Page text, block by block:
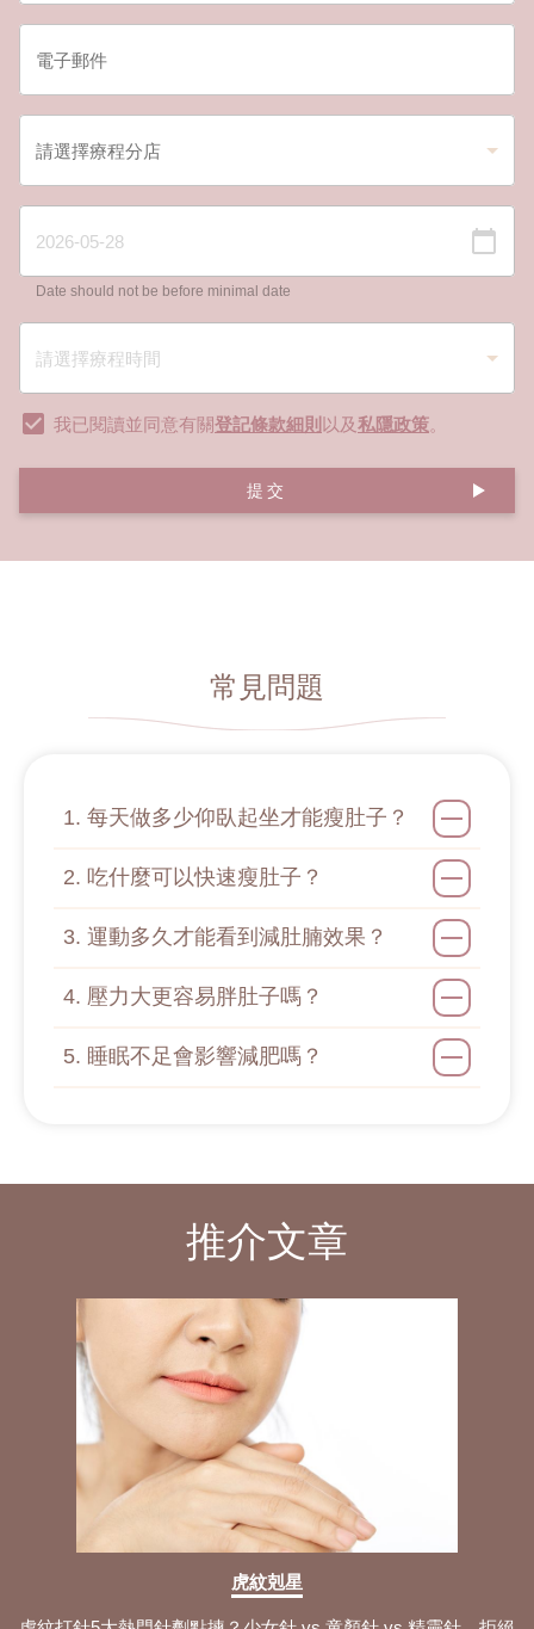
Date should not be before minimal date
我已閱讀並同意有關登記條款細則 以及私隱政策。
提交
常見問題
1. 每天做多少仰臥起坐才能瘦肚子？
2. 吃什麼可以快速瘦肚子？
3. 運動多久才能看到減肚腩效果？
4. 壓力大更容易胖肚子嗎？
5. 睡眠不足會影響減肥嗎？
推介文章
虎紋剋星